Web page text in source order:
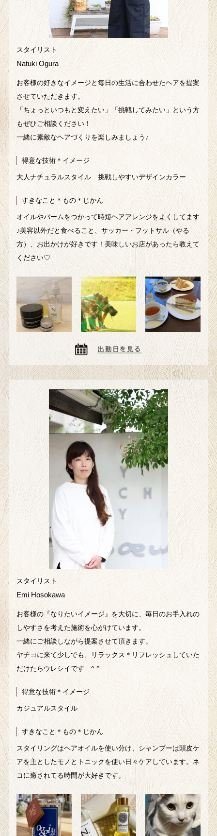
スタイリスト
Natuki Ogura
お客様の好きなイメージと毎日の生活に合わせたヘアを提案
させていただきます。
「ちょっといつもと変えたい」「挑戦してみたい」という方
もぜひご相談ください！
一緒に素敵なヘアづくりを楽しみましょう♪
得意な技術＊イメージ
大人ナチュラルスタイル 挑戦しやすいデザインカラー
すきなこと＊もの＊じかん
オイルやバームをつかって時短ヘアアレンジをよくしてます
♪美容以外だと食べること、サッカー・フットサル（やる
方）、お出かけが好きです！美味しいお店があったら教えて
ください♡
スタイリスト
Emi Hosokawa
お客様の『なりたいイメージ』を大切に、毎日のお手入れの
しやすさを考えた施術を心がけています。
一緒にご相談しながら提案させて頂きます。
ヤチヨに来て少しでも、リラックス＊リフレッシュしていた
だけたらウレシイです ^ ^
得意な技術＊イメージ
カジュアルスタイル
すきなこと＊もの＊じかん
スタイリングはヘアオイルを使い分け、シャンプーは頭皮ケ
アを主としたモノとトニックを使い日々ケアしています。ネ
コに癒されてる時間が大好きです。